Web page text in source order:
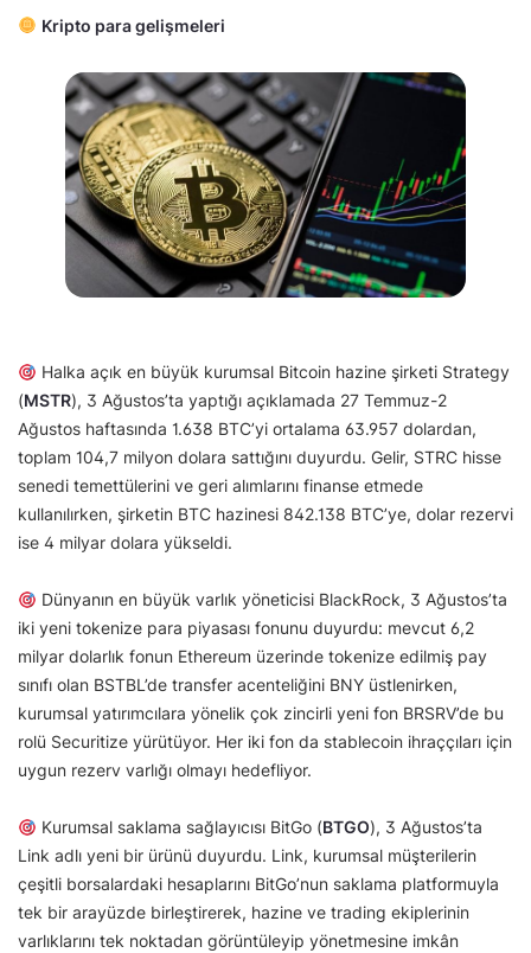
Kripto para gelişmeleri
Halka açık en büyük kurumsal Bitcoin hazine şirketi Strategy
(MSTR), 3 Ağustos’ta yaptığı açıklamada 27 Temmuz-2
Ağustos haftasında 1.638 BTC’yi ortalama 63.957 dolardan,
toplam 104,7 milyon dolara sattığını duyurdu. Gelir, STRC hisse
senedi temettülerini ve geri alımlarını finanse etmede
kullanılırken, şirketin BTC hazinesi 842.138 BTC’ye, dolar rezervi
ise 4 milyar dolara yükseldi.
Dünyanın en büyük varlık yöneticisi BlackRock, 3 Ağustos’ta
iki yeni tokenize para piyasası fonunu duyurdu: mevcut 6,2
milyar dolarlık fonun Ethereum üzerinde tokenize edilmiş pay
sınıfı olan BSTBL’de transfer acenteliğini BNY üstlenirken,
kurumsal yatırımcılara yönelik çok zincirli yeni fon BRSRV’de bu
rolü Securitize yürütüyor. Her iki fon da stablecoin ihraççıları için
uygun rezerv varlığı olmayı hedefliyor.
Kurumsal saklama sağlayıcısı BitGo (BTGO), 3 Ağustos’ta
Link adlı yeni bir ürünü duyurdu. Link, kurumsal müşterilerin
çeşitli borsalardaki hesaplarını BitGo’nun saklama platformuyla
tek bir arayüzde birleştirerek, hazine ve trading ekiplerinin
varlıklarını tek noktadan görüntüleyip yönetmesine imkân